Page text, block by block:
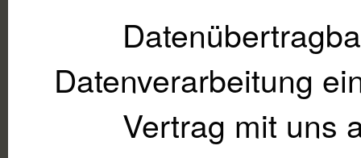
Datenverarbeitung
Vertrag mit uns